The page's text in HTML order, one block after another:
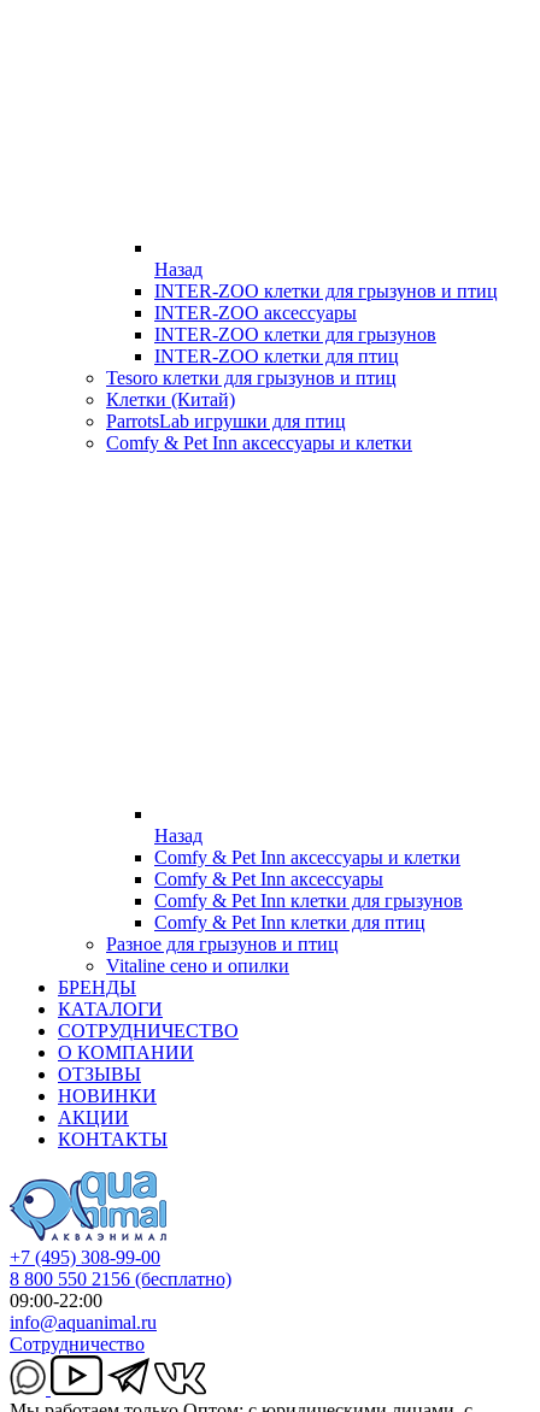
Назад
INTER-ZOO клетки для грызунов и птиц
INTER-ZOO аксессуары
INTER-ZOO клетки для грызунов
INTER-ZOO клетки для птиц
Tesoro клетки для грызунов и птиц
Клетки (Китай)
ParrotsLab игрушки для птиц
Comfy & Pet Inn аксессуары и клетки
Назад
Comfy & Pet Inn аксессуары и клетки
Comfy & Pet Inn аксессуары
Comfy & Pet Inn клетки для грызунов
Comfy & Pet Inn клетки для птиц
Разное для грызунов и птиц
Vitaline сено и опилки
БРЕНДЫ
КАТАЛОГИ
СОТРУДНИЧЕСТВО
О КОМПАНИИ
ОТЗЫВЫ
НОВИНКИ
АКЦИИ
КОНТАКТЫ
+7 (495) 308-99-00
8 800 550 2156 (бесплатно)
09:00-22:00
info@aquanimal.ru
Сотрудничество